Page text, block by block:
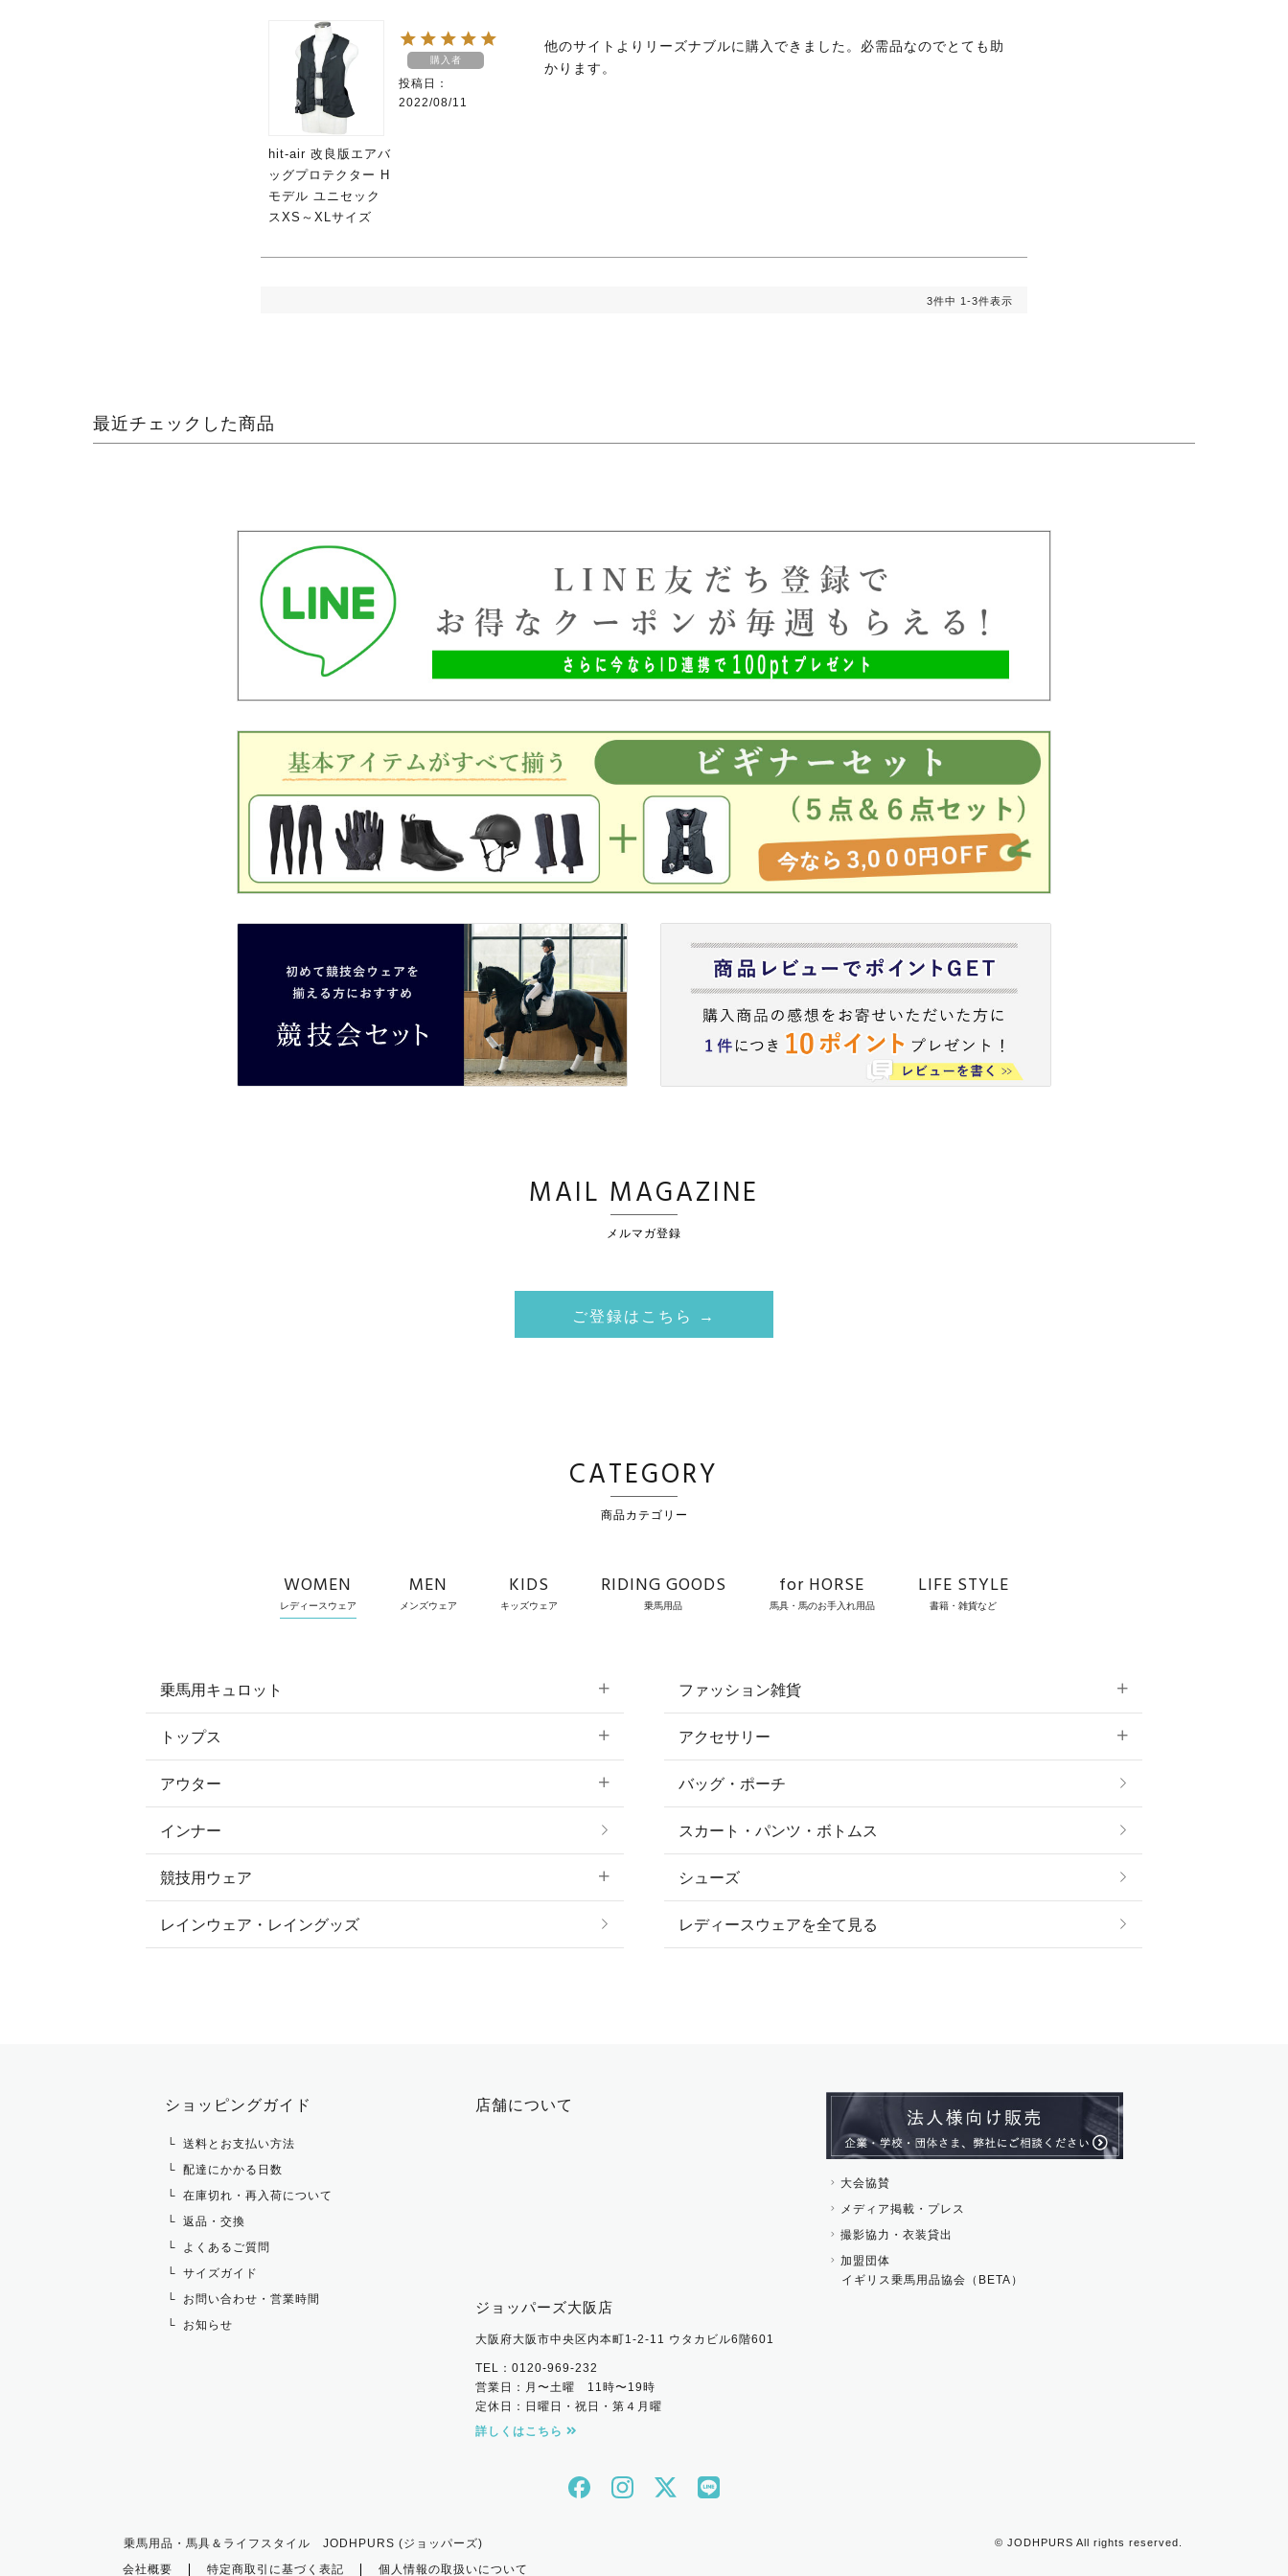
hit-air 改良版エアバ
ッグプロテクター H
モデル ユニセック
スXS～XLサイズ
購入者
投稿日
2022/08/11
他のサイトよりリーズナブルに購入できました。必需品なのでとても助
かります。
3件中 1 -3件表示
最近チェックした商品
MAIL MAGAZINE
メルマガ登録
ご登録はこちら →
CATEGORY
商品カテゴリー
WOMEN
レディースウェア
MEN
メンズウェア
KIDS
キッズウェア
RIDING GOODS
乗馬用品
for HORSE
馬具・馬のお手入れ用品
LIFE STYLE
書籍・雑貨など
乗馬用キュロット
すべてのキュロット
フルグリップ・尻革 キュロット
ニーグリップ・膝革 キュロット
トップス
すべてのトップス
ポロシャツ
カットソー・Tシャツ・タンクトップ
その他 トップス
アウター
すべてのアウター
コート
ジャケット・ブルゾン
インナー
競技用ウェア
すべての競技用ウェア
レインウェア・レイングッズ
ファッション雑貨
すべてのファッション雑貨
ソックス
ベルト
キーホルダー・チャーム・ストラップ
その他 ファッション雑貨
アクセサリー
すべてのアクセサリー
リング
ピアス・イヤリング
その他 アクセサリー
バッグ・ポーチ
スカート・パンツ・ボトムス
シューズ
レディースウェアを全て見る
ショッピングガイド
送料とお支払い方法
配達にかかる日数
在庫切れ・再入荷について
返品・交換
よくあるご質問
サイズガイド
お問い合わせ・営業時間
お知らせ
店舗について
ジョッパーズ大阪店
大阪府大阪市中央区内本町1-2-11 ウタカビル6階601
TEL：0120-969-232
営業日：月〜土曜 11時〜19時
定休日：日曜日・祝日・第４月曜
詳しくはこちら
大会協賛
メディア掲載・プレス
撮影協力・衣装貸出
加盟団体
イギリス乗馬用品協会（BETA）
乗馬用品・馬具＆ライフスタイル JODHPURS (ジョッパーズ)
会社概要
特定商取引に基づく表記 個人情報の取扱いについて
© JODHPURS All rights reserved.